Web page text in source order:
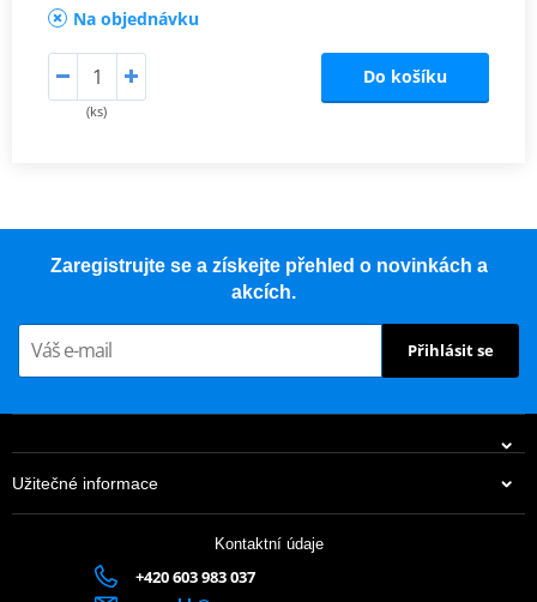
Na objednávku
(ks)
Do košíku
Zaregistrujte se a získejte přehled o novinkách a
akcích.
Přihlásit se
Užitečné informace
Kontaktní údaje
+420 603 983 037